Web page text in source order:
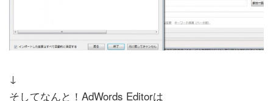
↓
そしてなんと！AdWords Editorは